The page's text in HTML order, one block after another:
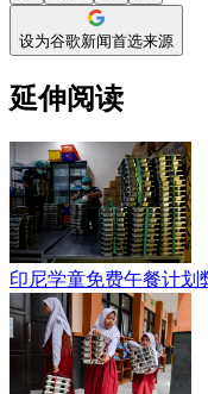
设为谷歌新闻首选来源
延伸阅读
印尼学童免费午餐计划